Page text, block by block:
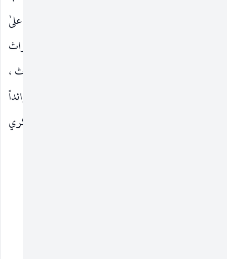
عظيمة وفوائد جمّة تركت في مجملها آثاراً إيجابية علىٰ
الحركة العلمية في العالم العربي والإسلامي ، وبات التراث
العربي يتمتّع بسمة التراكم وعدم الانقطاع مع الموروث ،
فكان المتقدّم أساساً يبني عليه المتأخّر وصار السابق رائداً
يسير بهديه اللاحق في إطار حركة ونشاط فكري